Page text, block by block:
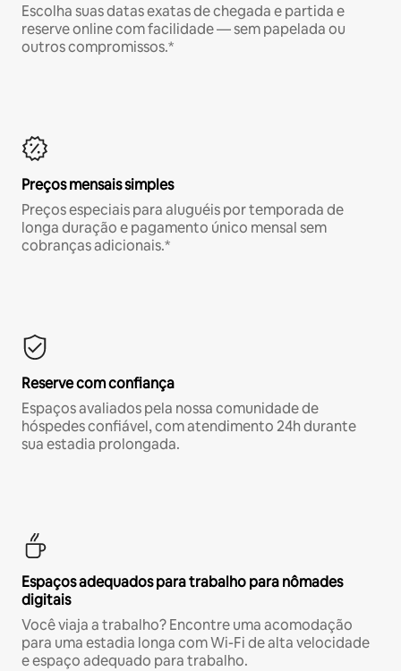
Escolha suas datas exatas de chegada e partida e
reserve online com facilidade — sem papelada ou
outros compromissos.*
Preços mensais simples
Preços especiais para aluguéis por temporada de
longa duração e pagamento único mensal sem
cobranças adicionais.*
Reserve com confiança
Espaços avaliados pela nossa comunidade de
hóspedes confiável, com atendimento 24h durante
sua estadia prolongada.
Espaços adequados para trabalho para nômades
digitais
Você viaja a trabalho? Encontre uma acomodação
para uma estadia longa com Wi-Fi de alta velocidade
e espaço adequado para trabalho.